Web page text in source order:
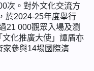
次。對外文化交流方
於2024-25年度舉行
21 000觀眾入場及瀏
化推廣大使」譚盾亦
參與14場國際演